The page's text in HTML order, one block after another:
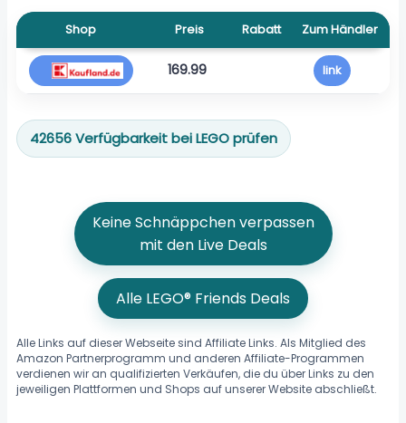
Shop Preis Rabatt Zum Händler
169.99 link
42656 Verfügbarkeit bei LEGO prüfen
Keine Schnäppchen verpassen
mit den Live Deals
Alle LEGO® Friends Deals
Alle Links auf dieser Webseite sind Affiliate Links. Als Mitglied des
Amazon Partnerprogramm und anderen Affiliate-Programmen
verdienen wir an qualifizierten Verkäufen, die du über Links zu den
jeweiligen Plattformen und Shops auf unserer Website abschließt.